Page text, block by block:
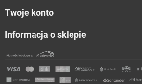
Twoje konto
Informacja o sklepie